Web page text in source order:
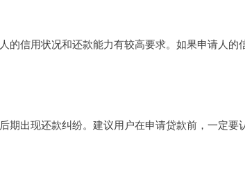
的信用状况和还款能力有较高要求。如果申请人的
期出现还款纠纷。建议用户在申请贷款前，一定要